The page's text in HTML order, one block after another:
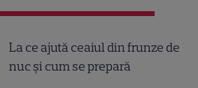
La ce ajută ceaiul din frunze de
nuc și cum se prepară